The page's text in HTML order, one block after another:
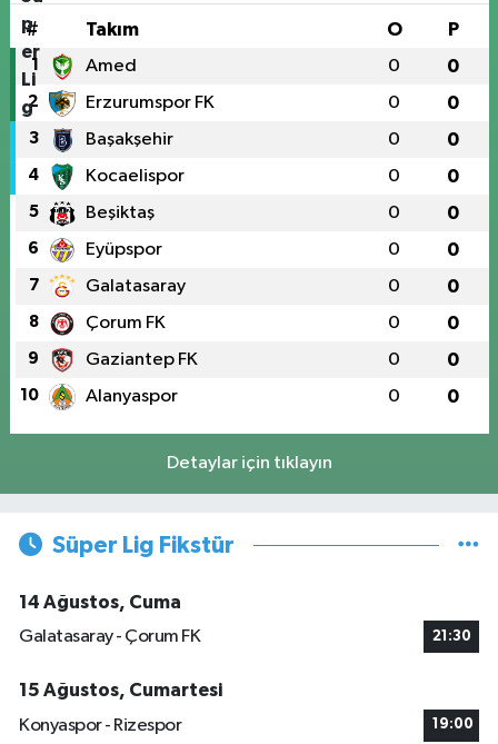
# Takım O P
1 Amed 0 0
2 Erzurumspor FK 0 0
3 Başakşehir 0 0
4 Kocaelispor 0 0
5 Beşiktaş 0 0
6 Eyüpspor 0 0
7 Galatasaray 0 0
8 Çorum FK 0 0
9 Gaziantep FK 0 0
10 Alanyaspor 0 0
Detaylar için tıklayın
Süper Lig Fikstür
14 Ağustos, Cuma
Galatasaray - Çorum FK
21:30
15 Ağustos, Cumartesi
Konyaspor - Rizespor
19:00